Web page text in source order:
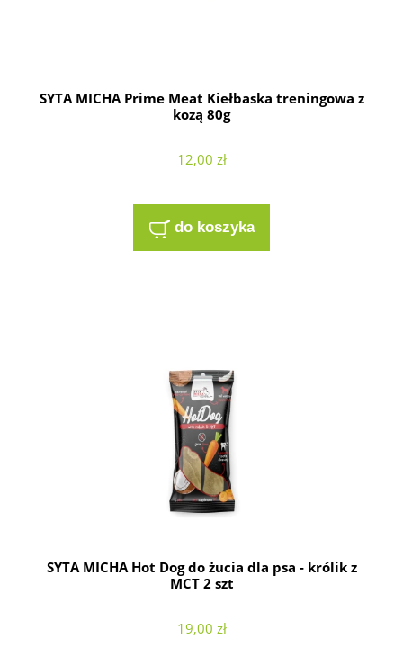
SYTA MICHA Prime Meat Kiełbaska treningowa z
kozą 80g
12,00 zł
do koszyka
SYTA MICHA Hot Dog do żucia dla psa - królik z
MCT 2 szt
19,00 zł